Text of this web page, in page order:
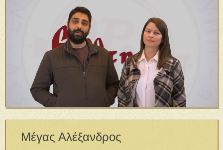
Μέγας Αλέξανδρος